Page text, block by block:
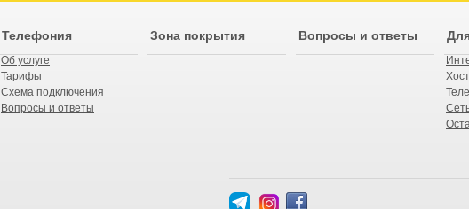
Телефония
Об услуге
Тарифы
Схема подключения
Вопросы и ответы
Зона покрытия Вопросы и ответы